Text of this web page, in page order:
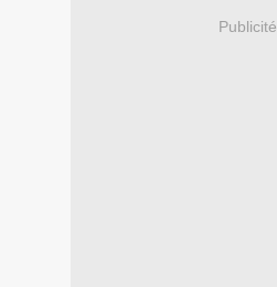
Publicité